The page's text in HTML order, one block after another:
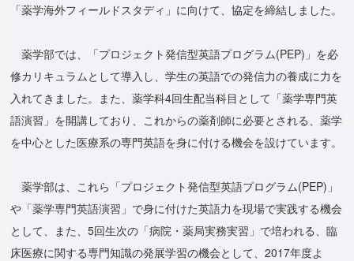
「薬学海外フィールドスタディ」に向けて、協定を締結しました。
薬学部では、「プロジェクト発信型英語プログラム(PEP)」を必
修カリキュラムとして導入し、学生の英語での発信力の養成に力を
入れてきました。また、薬学科4回生配当科目として「薬学専門英
語演習」を開講しており、これからの薬剤師に必要とされる、薬学
を中心とした医療系の専門英語を身に付ける機会を設けています。
薬学部は、これら「プロジェクト発信型英語プログラム(PEP)」
や「薬学専門英語演習」で身に付けた英語力を現場で実践する機会
として、また、5回生次の「病院・薬局実務実習」で培われる、臨
床医療に関する専門知識の発展学習の機会として、2017年度よ